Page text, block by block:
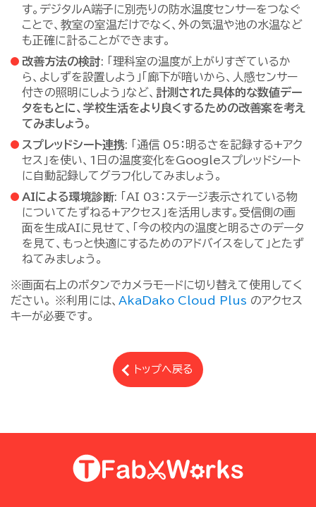
す。デジタルA端子に別売りの防水温度センサーをつなぐ
ことで、教室の室温だけでなく、外の気温や池の水温など
も正確に計ることができます。
改善方法の検討: 「理科室の温度が上がりすぎているか
ら、よしずを設置しよう」「廊下が暗いから、人感センサー
付きの照明にしよう」など、 計測された具体的な数値デー
タをもとに、学校生活をより良くするための改善案を考え
てみましょう。
スプレッドシート連携: 「通信 05：明るさを記録する+アク
セス」を使い、1日の温度変化をGoogleスプレッドシート
に自動記録してグラフ化してみましょう。
AIによる環境診断: 「AI 03：ステージ表示されている物
についてたずねる+アクセス」を活用します。受信側の画
面を生成AIに見せて、「今の校内の温度と明るさのデータ
を見て、もっと快適にするためのアドバイスをして」とたず
ねてみましょう。
※画面右上のボタンでカメラモードに切り替えて使用してく
ださい。 ※利用には、 AkaDako Cloud Plus のアクセス
キーが必要です。
トップへ戻る